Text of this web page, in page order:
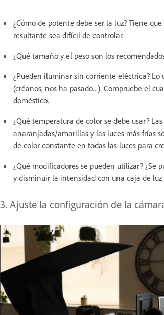
¿Cómo de potente debe ser la luz? Tiene
resultante sea difícil de controlar.
¿Qué tamaño y el peso son los
¿Pueden iluminar sin corriente eléctrica?
(créanos, nos ha pasado...). Compruebe el
doméstico.
¿Qué temperatura de color se debe usar?
anaranjadas/amarillas y las luces más frías
de color constante en todas las luces para
¿Qué modificadores se pueden utilizar?
y disminuir la intensidad con una caja de
3. Ajuste la configuración de la